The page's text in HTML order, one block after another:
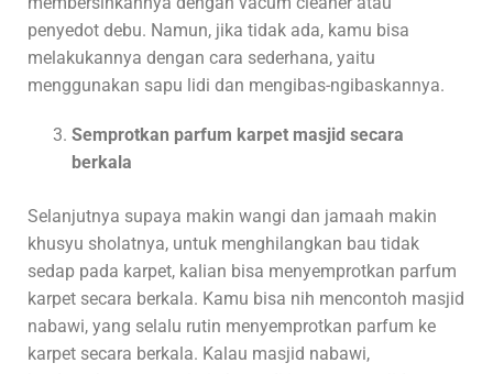
penyedot debu. Namun, jika tidak ada, kamu bisa
melakukannya dengan cara sederhana, yaitu
menggunakan sapu lidi dan mengibas-ngibaskannya.
Semprotkan parfum karpet masjid secara
berkala
Selanjutnya supaya makin wangi dan jamaah makin
khusyu sholatnya, untuk menghilangkan bau tidak
sedap pada karpet, kalian bisa menyemprotkan parfum
karpet secara berkala. Kamu bisa nih mencontoh masjid
nabawi, yang selalu rutin menyemprotkan parfum ke
karpet secara berkala. Kalau masjid nabawi,